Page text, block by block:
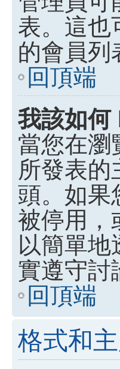
表。這也
的會員列
回頂端
我該如何
當您在瀏
所發表
頭。如果
被停用，
以簡單地
實遵守討
回頂端
格式和